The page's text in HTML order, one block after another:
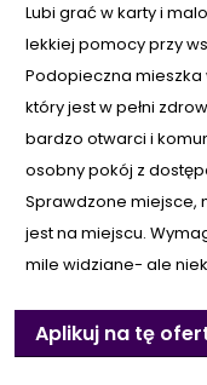
Lubi grać w karty i
lekkiej pomocy przy
Podopieczna mieszka
który jest w pełni
bardzo otwarci i
osobny pokój z
Sprawdzone miejsce,
jest na miejscu.
mile widziane- ale
Aplikuj na tę